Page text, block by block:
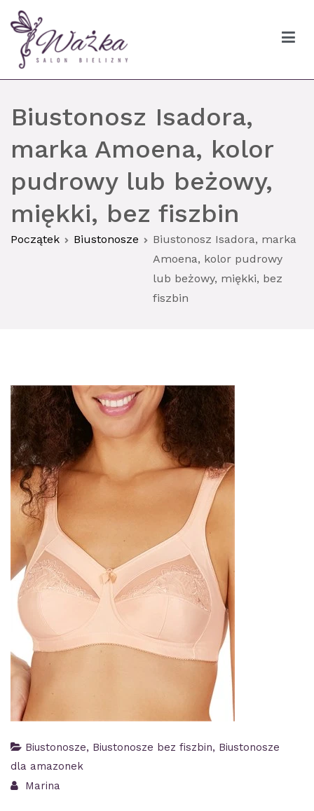
Przejdź
do
treści
Ważka biustonosze Gdańsk
Biustonosz Isadora,
marka Amoena, kolor
pudrowy lub beżowy,
miękki, bez fiszbin
Początek Biustonosze
Biustonosz Isadora, marka
Amoena, kolor pudrowy
lub beżowy, miękki, bez
fiszbin
Biustonosze, Biustonosze bez fiszbin, Biustonosze
dla amazonek
Marina